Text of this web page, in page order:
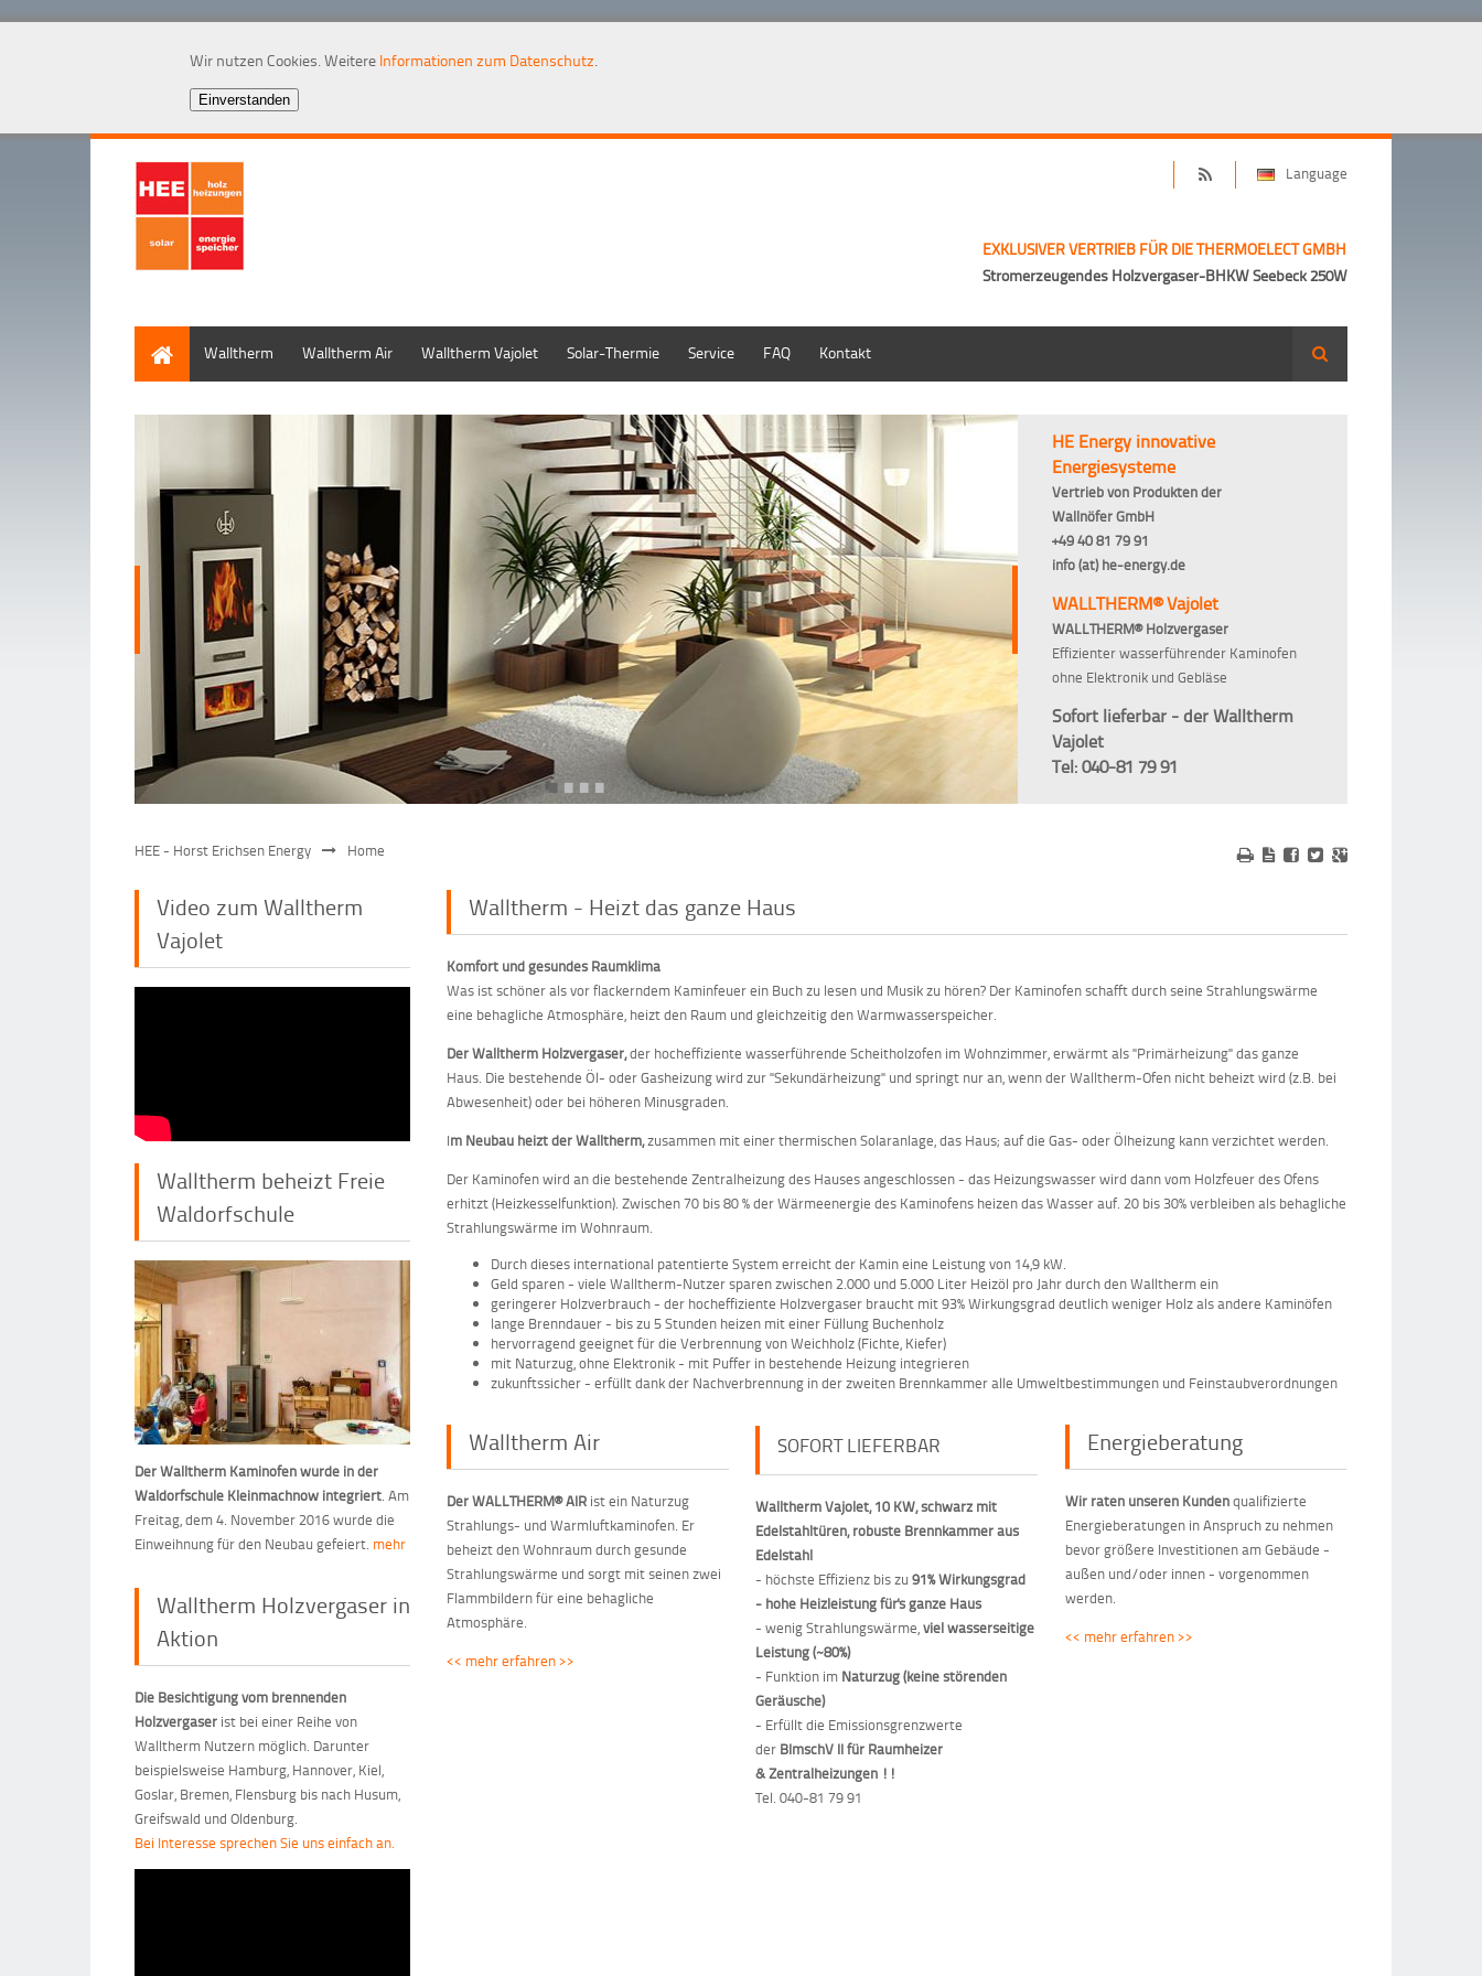
Wir nutzen Cookies. Weitere Informationen zum Datenschutz.
Language
EXKLUSIVER VERTRIEB FÜR DIE THERMOELECT GMBH
Stromerzeugendes Holzvergaser-BHKW Seebeck 250W
Walltherm Walltherm Air Walltherm Vajolet Solar-Thermie Service FAQ Kontakt Suche
••••
HE Energy innovative
Energiesysteme
Vertrieb von Produkten der
Wallnöfer GmbH
+49 40 81 79 91
info (at) he-energy.de
WALLTHERM® Vajolet
WALLTHERM® Holzvergaser
Effizienter wasserführender Kaminofen
ohne Elektronik und Gebläse
Sofort lieferbar - der Walltherm
Vajolet
Tel: 040-81 79 91
HEE - Horst Erichsen Energy Home
Walltherm - Heizt das ganze Haus
Komfort und gesundes Raumklima
Was ist schöner als vor flackerndem Kaminfeuer ein Buch zu lesen und Musik zu hören? Der Kaminofen schafft durch seine Strahlungswärme
eine behagliche Atmosphäre, heizt den Raum und gleichzeitig den Warmwasserspeicher.
Der Walltherm Holzvergaser,der hocheffiziente wasserführende Scheitholzofen im Wohnzimmer, erwärmt als "Primärheizung" das ganze
Haus. Die bestehende Öl- oder Gasheizung wird zur "Sekundärheizung" und springt nur an, wenn der Walltherm-Ofen nicht beheizt wird (z.B. bei
Abwesenheit) oder bei höheren Minusgraden.
Im Neubau heizt der Walltherm,zusammen mit einer thermischen Solaranlage, das Haus; auf die Gas- oder Ölheizung kann verzichtet werden.
Der Kaminofen wird an die bestehende Zentralheizung des Hauses angeschlossen - das Heizungswasser wird dann vom Holzfeuer des Ofens
erhitzt (Heizkesselfunktion). Zwischen 70 bis 80 % der Wärmeenergie des Kaminofens heizen das Wasser auf. 20 bis 30% verbleiben als behagliche
Strahlungswärme im Wohnraum.
Durch dieses international patentierte System erreicht der Kamin eine Leistung von 14,9 kW.
Geld sparen - viele Walltherm-Nutzer sparen zwischen 2.000 und 5.000 Liter Heizöl pro Jahr durch den Walltherm ein
geringerer Holzverbrauch - der hocheffiziente Holzvergaser braucht mit 93% Wirkungsgrad deutlich weniger Holz als andere Kaminöfen
lange Brenndauer - bis zu 5 Stunden heizen mit einer Füllung Buchenholz
hervorragend geeignet für die Verbrennung von Weichholz (Fichte, Kiefer)
mit Naturzug, ohne Elektronik - mit Puffer in bestehende Heizung integrieren
zukunftssicher - erfüllt dank der Nachverbrennung in der zweiten Brennkammer alle Umweltbestimmungen und Feinstaubverordnungen
Walltherm Air
Der WALLTHERM® AIR ist ein Naturzug
Strahlungs- und Warmluftkaminofen. Er
beheizt den Wohnraum durch gesunde
Strahlungswärme und sorgt mit seinen zwei
Flammbildern für eine behagliche
Atmosphäre.
<< mehr erfahren >>
SOFORT LIEFERBAR
Walltherm Vajolet, 10 KW, schwarz mit
Edelstahltüren, robuste Brennkammer aus
Edelstahl
- höchste Effizienz bis zu91% Wirkungsgrad
- hohe Heizleistung für's ganze Haus
- wenig Strahlungswärme,viel wasserseitige
Leistung (~80%)
- Funktion im Naturzug (keine störenden
Geräusche)
- Erfüllt die Emissionsgrenzwerte
der BImschV II für Raumheizer
&Zentralheizungen !!
Tel. 040-81 79 91
Energieberatung
Wir raten unseren Kundenqualifizierte
Energieberatungen in Anspruch zu nehmen
bevor größere Investitionen am Gebäude -
außen und/oder innen - vorgenommen
werden.
<< mehr erfahren >>
Video zum Walltherm
Vajolet
Walltherm beheizt Freie
Waldorfschule
Der Walltherm Kaminofen wurde in der
Waldorfschule Kleinmachnow integriert. Am
Freitag, dem 4. November 2016 wurde die
Einweihnung für den Neubau gefeiert. mehr
Walltherm Holzvergaser in
Aktion
Die Besichtigung vom brennenden
Holzvergaser ist bei einer Reihe von
Walltherm Nutzern möglich. Darunter
beispielsweise Hamburg, Hannover, Kiel,
Goslar, Bremen, Flensburg bis nach Husum,
Greifswald und Oldenburg.
Bei Interesse sprechen Sie uns einfach an.